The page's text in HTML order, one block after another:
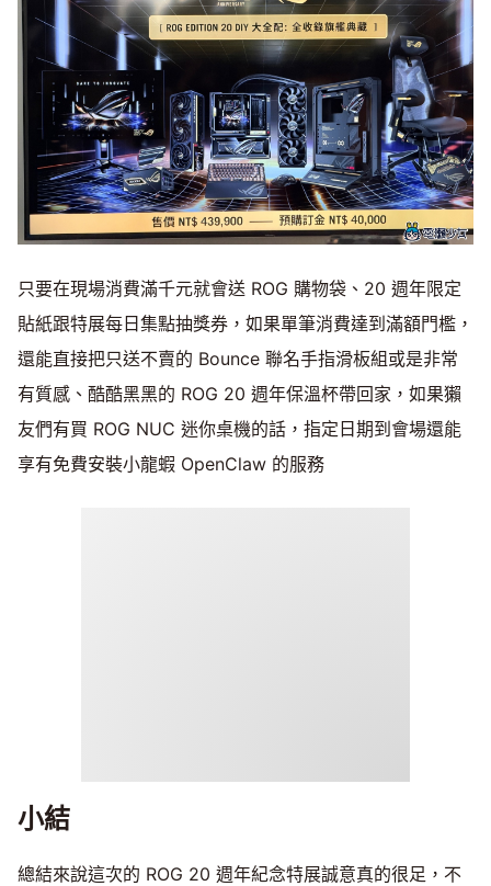
只要在現場消費滿千元就會送 ROG 購物袋、20 週年限定
貼紙跟特展每日集點抽獎券，如果單筆消費達到滿額門檻，
還能直接把只送不賣的 Bounce 聯名手指滑板組或是非常
有質感、酷酷黑黑的 ROG 20 週年保溫杯帶回家，如果獺
友們有買 ROG NUC 迷你桌機的話，指定日期到會場還能
享有免費安裝小龍蝦 OpenClaw 的服務
小結
總結來說這次的 ROG 20 週年紀念特展誠意真的很足，不